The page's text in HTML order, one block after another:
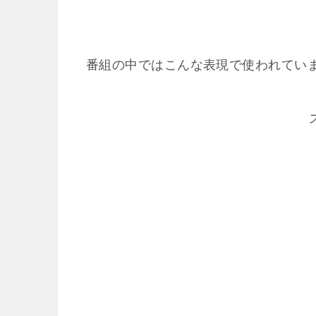
番組の中ではこんな表現で使われてい